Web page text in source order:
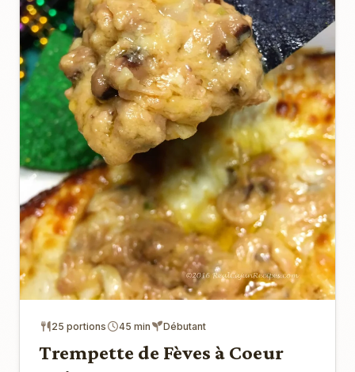
25 portions 45 min Débutant
Trempette de Fèves à Coeur